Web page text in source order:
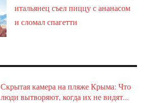
итальянец съел пиццу с ананасом
и сломал спагетти
Скрытая камера на пляже Крыма: Что
люди вытворяют, когда их не видят...